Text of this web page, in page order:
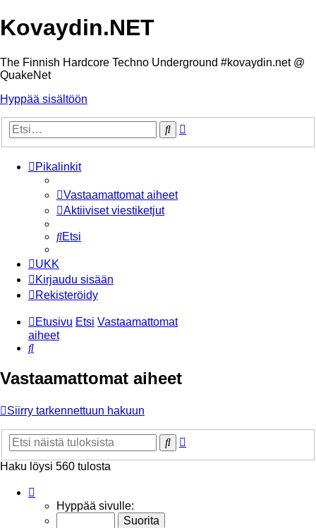
Kovaydin.NET
The Finnish Hardcore Techno Underground #kovaydin.net @
QuakeNet
Hyppää sisältöön
Etsi
Pikalinkit
Vastaamattomat aiheet
Aktiiviset viestiketjut
Etsi
UKK
Kirjaudu sisään
Rekisteröidy
Etusivu Etsi Vastaamattomat
aiheet
Etsi
Vastaamattomat aiheet
Siirry tarkennettuun hakuun
Etsi
Haku löysi 560 tulosta
12 Hyppää sivulle: